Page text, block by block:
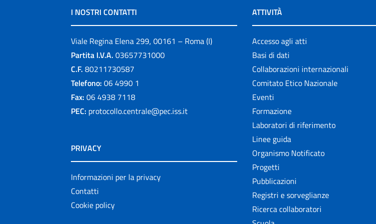
I NOSTRI CONTATTI
Viale Regina Elena 299, 00161 – Roma (I)
Partita I.V.A. 03657731000
C.F. 80211730587
Telefono: 06 4990 1
Fax: 06 4938 7118
PEC: protocollo.centrale@pec.iss.it
PRIVACY
Informazioni per la privacy
Contatti
Cookie policy
ATTIVITÀ
Accesso agli atti
Basi di dati
Collaborazioni internazionali
Comitato Etico Nazionale
Eventi
Formazione
Laboratori di riferimento
Linee guida
Organismo Notificato
Progetti
Pubblicazioni
Registri e sorveglianze
Ricerca collaboratori